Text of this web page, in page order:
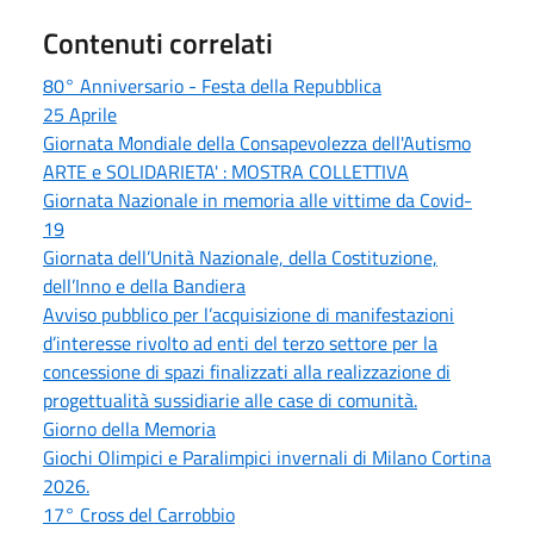
Contenuti correlati
80° Anniversario - Festa della Repubblica
25 Aprile
Giornata Mondiale della Consapevolezza dell'Autismo
ARTE e SOLIDARIETA' : MOSTRA COLLETTIVA
Giornata Nazionale in memoria alle vittime da Covid-
19
Giornata dell’Unità Nazionale, della Costituzione,
dell’Inno e della Bandiera
Avviso pubblico per l’acquisizione di manifestazioni
d’interesse rivolto ad enti del terzo settore per la
concessione di spazi finalizzati alla realizzazione di
progettualità sussidiarie alle case di comunità.
Giorno della Memoria
Giochi Olimpici e Paralimpici invernali di Milano Cortina
2026.
17° Cross del Carrobbio